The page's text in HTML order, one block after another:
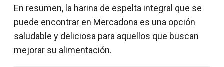
En resumen, la harina de espelta integral que se
puede encontrar en Mercadona es una opción
saludable y deliciosa para aquellos que buscan
mejorar su alimentación.